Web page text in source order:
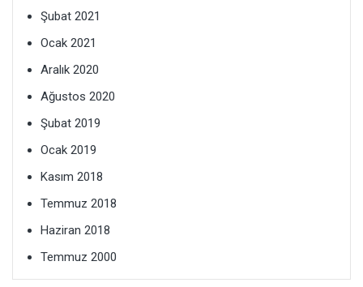
Şubat 2021
Ocak 2021
Aralık 2020
Ağustos 2020
Şubat 2019
Ocak 2019
Kasım 2018
Temmuz 2018
Haziran 2018
Temmuz 2000